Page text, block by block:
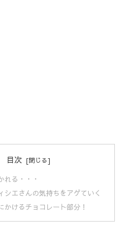
目次
れる・・・
シエさんの気持ちをアゲていく
かけるチョコレート部分！